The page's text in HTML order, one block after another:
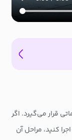
قرار می‌گیرد. اگر
کنید، مراحل آن